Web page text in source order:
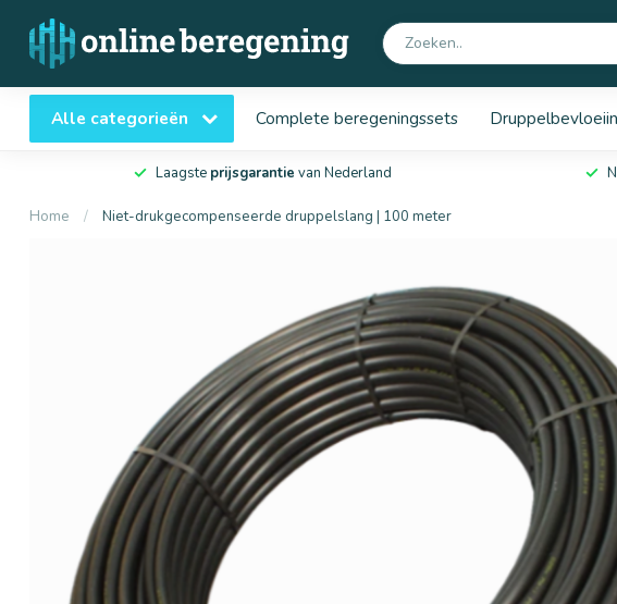
Alle categorieën Complete beregeningssets
Laagste prijsgarantie van Nederland
Home / Niet-drukgecompenseerde druppelslang | 100 meter